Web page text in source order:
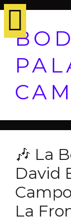
🎶 La
David
La